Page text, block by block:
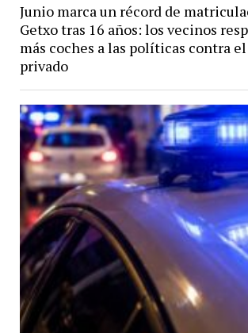
Junio marca un récord de
Getxo tras 16 años: los vecinos
más coches a las políticas contra
privado